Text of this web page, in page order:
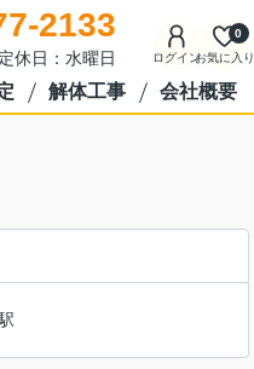
2133
休日：水曜日 ログインお気に入り
0
解体工事 会社概要